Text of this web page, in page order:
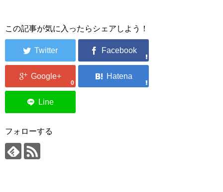
この記事が気に入ったらシェアしよう！
0
フォローする